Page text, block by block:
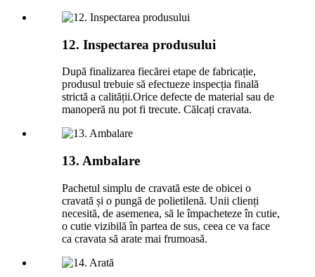
12. Inspectarea produsului
După finalizarea fiecărei etape de fabricație,
produsul trebuie să efectueze inspecția finală
strictă a calității.Orice defecte de material sau de
manoperă nu pot fi trecute. Călcați cravata.
13. Ambalare
Pachetul simplu de cravată este de obicei o
cravată și o pungă de polietilenă. Unii clienți
necesită, de asemenea, să le împacheteze în cutie,
o cutie vizibilă în partea de sus, ceea ce va face
ca cravata să arate mai frumoasă.